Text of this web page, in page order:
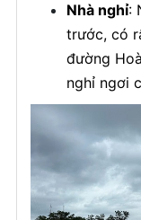
Nhà nghỉ:
trước, có
đường
nghỉ ngơi